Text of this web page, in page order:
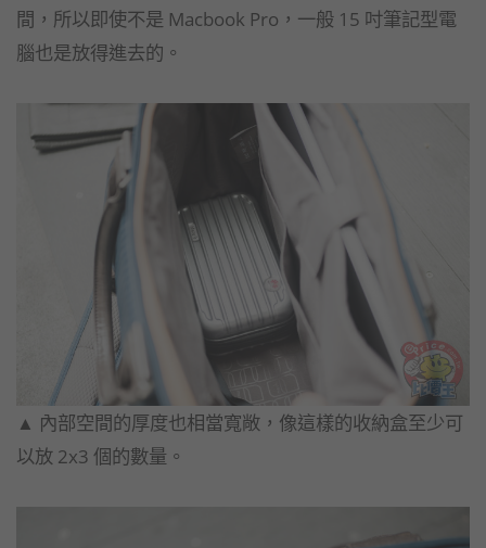
間，所以即使不是 Macbook Pro，一般 15 吋筆記型電
腦也是放得進去的。
▲​ ​內部空間的厚度也相當寬敞，像這樣的收納盒至少可
以放 2x3 個的數量。